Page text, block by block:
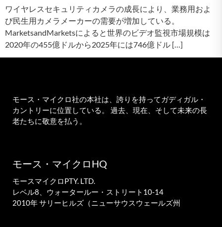
ワイヤレスセキュリティカメラの成長により、業務用およ
び民生用カメラメーカーの需要が増加している。
MarketsandMarketsによると世界のビデオ監視市場規模は
2020年の455億ドルから2025年には746億ドル […]
モース・マイクロ社の本社は、誇りを持ってガディガル・
カントリーに位置している。 過去、現在、そして未来の長
老たちに敬意を払う。
モース・マイクロHQ
モースマイクロPTY. LTD.
レベル8、ウォータールー・ストリート10-14
2010年 サリーヒルズ（ニューサウスウェールズ州